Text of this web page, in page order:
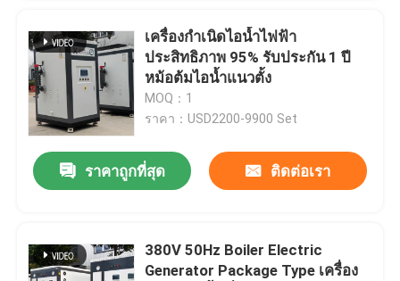
สินค้า
วิดีโอ
เกี่ยวกับเรา
ควบคุมคุณภาพ
เครื่องกำเนิดไอน้ำไฟฟ้า
ประสิทธิภาพ 95% รับประกัน 1 ปี
หม้อต้มไอน้ำแนวตั้ง
MOQ：1
ราคา：USD2200-9900 Set
ราคาถูกที่สุด ติดต่อเรา
380V 50Hz Boiler Electric
Generator Package Type เครื่อง